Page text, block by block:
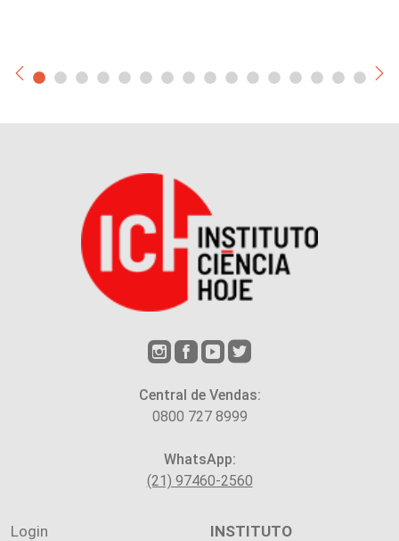
Central de Vendas:
0800 727 8999
WhatsApp:
(21) 97460-2560
Login
INSTITUTO